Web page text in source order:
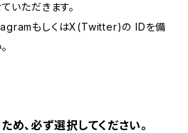
いただきます。
もしくはX(Twitter)の IDを備
、必ず選択してください。